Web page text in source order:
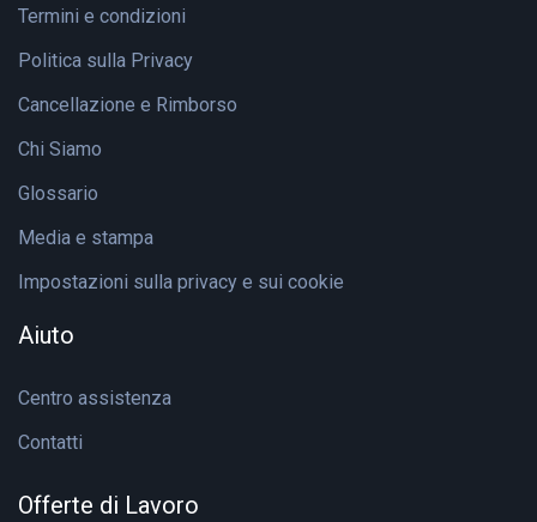
Termini e condizioni
Politica sulla Privacy
Cancellazione e Rimborso
Chi Siamo
Glossario
Media e stampa
Impostazioni sulla privacy e sui cookie
Aiuto
Centro assistenza
Contatti
Offerte di Lavoro